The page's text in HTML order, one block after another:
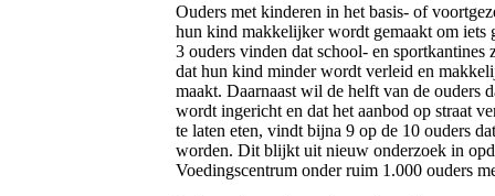
Ouders met kinderen in het basis- of
hun kind makkelijker wordt gemaakt om iets
3 ouders vinden dat school- en sportkantines
dat hun kind minder wordt verleid en
maakt. Daarnaast wil de helft van de ouders
wordt ingericht en dat het aanbod op straat
te laten eten, vindt bijna 9 op de 10 ouders
worden. Dit blijkt uit nieuw onderzoek in
Voedingscentrum onder ruim 1.000 ouders